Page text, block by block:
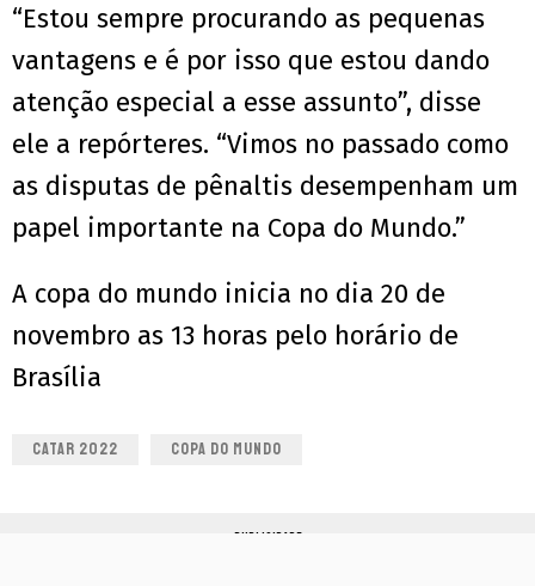
“Estou sempre procurando as pequenas
vantagens e é por isso que estou dando
atenção especial a esse assunto”, disse
ele a repórteres. “Vimos no passado como
as disputas de pênaltis desempenham um
papel importante na Copa do Mundo.”
A copa do mundo inicia no dia 20 de
novembro as 13 horas pelo horário de
Brasília
CATAR 2022 COPA DO MUNDO
PUBLICIDADE